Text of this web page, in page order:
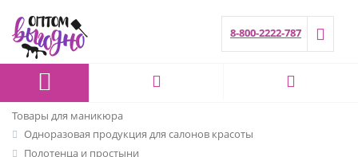
8-800-2222-787
Товары для маникюра
Одноразовая продукция для салонов красоты
Полотенца и простыни